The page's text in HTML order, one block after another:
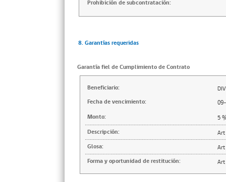
Prohibición de subcontratación:
8. Garantías requeridas
Garantía fiel de Cumplimiento de Contrato
Beneficiario:
Fecha de vencimiento:
Monto:
5
Descripción:
Art
Glosa:
Art
Forma y oportunidad de restitución:
Art